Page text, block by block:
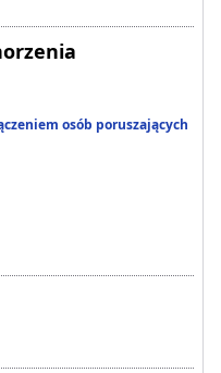
osób poruszających